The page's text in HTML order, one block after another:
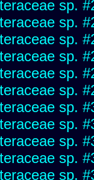
sp.
sp.
sp.
sp.
sp.
sp.
sp.
sp.
sp.
sp.
sp.